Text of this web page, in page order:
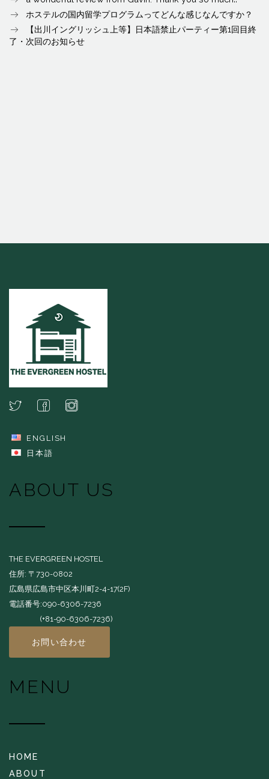
ホステルの国内留学プログラムってどんな感じなんですか？
【出川イングリッシュ上等】日本語禁止パーティー第1回目終
了・次回のお知らせ
ENGLISH
日本語
ABOUT US
THE EVERGREEN HOSTEL
住所: 〒730-0802
広島県広島市中区本川町2-4-17(2F)
電話番号:090-6306-7236
(+81-90-6306-7236)
お問い合わせ
MENU
HOME
ABOUT